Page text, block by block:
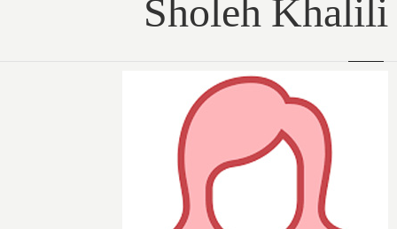
Sholeh Khalili